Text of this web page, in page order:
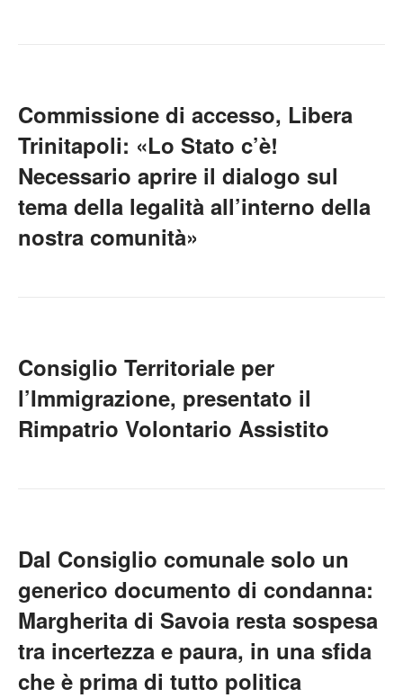
Commissione di accesso, Libera
Trinitapoli: «Lo Stato c’è!
Necessario aprire il dialogo sul
tema della legalità all’interno della
nostra comunità»
Consiglio Territoriale per
l’Immigrazione, presentato il
Rimpatrio Volontario Assistito
Dal Consiglio comunale solo un
generico documento di condanna:
Margherita di Savoia resta sospesa
tra incertezza e paura, in una sfida
che è prima di tutto politica